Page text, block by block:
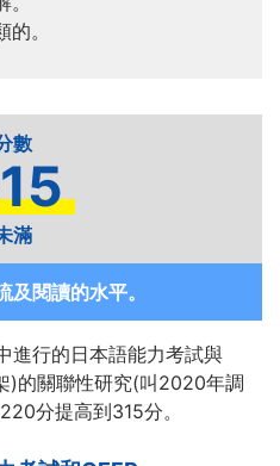
。
滿
及閱讀的水平。
進行的日本語能力考試與
)的關聯性研究(叫2020年調
分提高到315分。